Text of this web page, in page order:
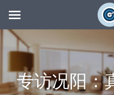
主页
教练社区
OKR教练
教练技术
专访况阳：